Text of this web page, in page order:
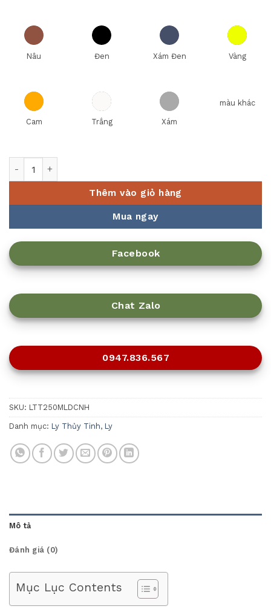
Nâu Đen Xám Đen Vàng
Cam Trắng Xám
màu khác
Thêm vào giỏ hàng
Mua ngay
Facebook
Chat Zalo
0947.836.567
SKU: LTT250MLDCNH
Danh mục: Ly Thủy Tinh, Ly
Mô tả
Đánh giá (0)
Mục Lục Contents